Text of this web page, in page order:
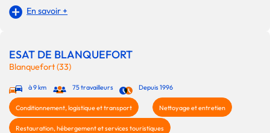
En savoir +
ESAT DE BLANQUEFORT
Blanquefort (33)
à 9 km 75 travailleurs Depuis 1996
Conditionnement, logistique et transport Nettoyage et entretien
Restauration, hébergement et services touristiques